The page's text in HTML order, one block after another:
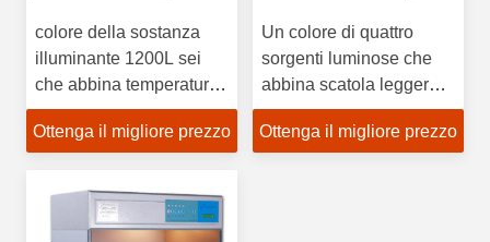
colore della sostanza
illuminante 1200L sei
che abbina temperatura
del colore della scatola
leggera D65 6500K
Ottenga il migliore prezzo
Un colore di quattro
sorgenti luminose che
abbina scatola leggera
12 mesi durevolezza
della garanzia di alta
Ottenga il migliore prezzo